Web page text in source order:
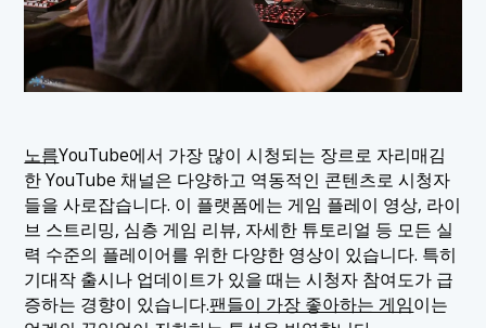
노름YouTube에서 가장 많이 시청되는 장르로 자리매김
한 YouTube 채널은 다양하고 역동적인 콘텐츠로 시청자
들을 사로잡습니다. 이 플랫폼에는 게임 플레이 영상, 라이
브 스트리밍, 심층 게임 리뷰, 자세한 튜토리얼 등 모든 실
력 수준의 플레이어를 위한 다양한 영상이 있습니다. 특히
기대작 출시나 업데이트가 있을 때는 시청자 참여도가 급
증하는 경향이 있습니다.팬들이 가장 좋아하는 게임이는